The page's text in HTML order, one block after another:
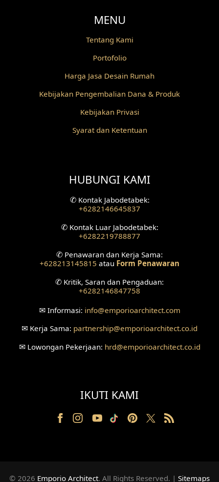
Desain Backyard
Desain Grill Kayu
Desain Fasad Depan
Desain Rumah American Style
Desain Interior Villa
Desain Plafon
Desain Ruang Tunggu
Desain Ruang Konsultasi
Desain Ruang Receptionist
Desain Mushola
Desain Teras
MENU
Tentang Kami
Portofolio
Harga Jasa Desain Rumah
Kebijakan Pengembalian Dana & Produk
Kebijakan Privasi
Syarat dan Ketentuan
HUBUNGI KAMI
✆Kontak Jabodetabek:
+6282146645837
✆Kontak Luar Jabodetabek:
+6282219788877
✆ Penawaran dan Kerja Sama:
+628213145815 atau Form Penawaran
✆ Kritik, Saran dan Pengaduan:
+6282146847758
✉Informasi: info@emporioarchitect.com
✉ Kerja Sama: partnership@emporioarchitect.co.id
✉Lowongan Pekerjaan: hrd@emporioarchitect.co.id
IKUTI KAMI
© 2026 Emporio Architect. All Rights Reserved. | Sitemaps